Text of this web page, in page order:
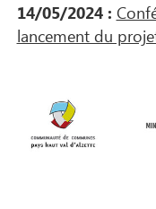
14/05/2024 :
lancement du